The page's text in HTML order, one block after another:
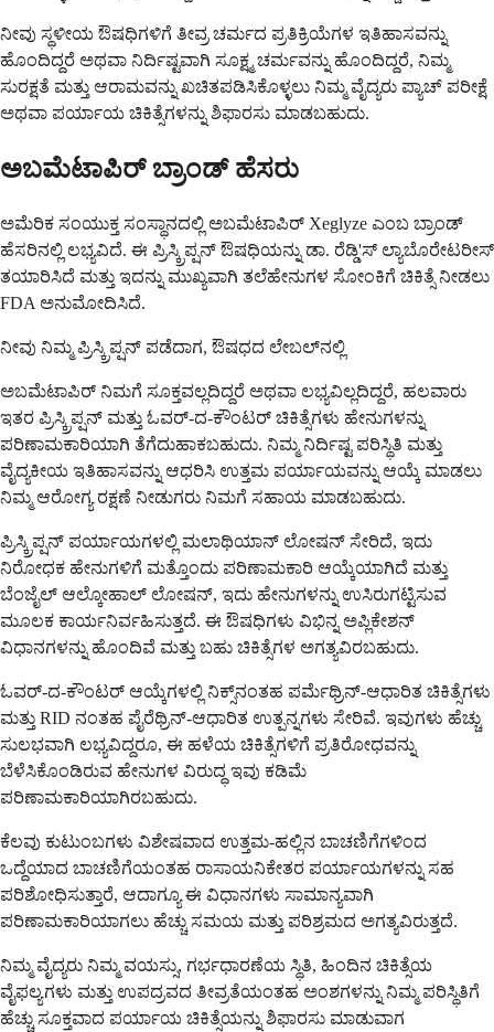
ನೀವು ಸ್ಥಳೀಯ ಔಷಧಿಗಳಿಗೆ ತೀವ್ರ ಚರ್ಮದ ಪ್ರತಿಕ್ರಿಯೆಗಳ ಇತಿಹಾಸವನ್ನು
ಹೊಂದಿದ್ದರೆ ಅಥವಾ ನಿರ್ದಿಷ್ಟವಾಗಿ ಸೂಕ್ಷ್ಮ ಚರ್ಮವನ್ನು ಹೊಂದಿದ್ದರೆ, ನಿಮ್ಮ
ಸುರಕ್ಷತೆ ಮತ್ತು ಆರಾಮವನ್ನು ಖಚಿತಪಡಿಸಿಕೊಳ್ಳಲು ನಿಮ್ಮ ವೈದ್ಯರು ಪ್ಯಾಚ್ ಪರೀಕ್ಷೆ
ಅಥವಾ ಪರ್ಯಾಯ ಚಿಕಿತ್ಸೆಗಳನ್ನು ಶಿಫಾರಸು ಮಾಡಬಹುದು.
ಅಬಮೆಟಾಪಿರ್ ಬ್ರಾಂಡ್ ಹೆಸರು
ಅಮೆರಿಕ ಸಂಯುಕ್ತ ಸಂಸ್ಥಾನದಲ್ಲಿ ಅಬಮೆಟಾಪಿರ್ Xeglyze ಎಂಬ ಬ್ರಾಂಡ್
ಹೆಸರಿನಲ್ಲಿ ಲಭ್ಯವಿದೆ. ಈ ಪ್ರಿಸ್ಕ್ರಿಪ್ಷನ್ ಔಷಧಿಯನ್ನು ಡಾ. ರೆಡ್ಡಿ'ಸ್ ಲ್ಯಾಬೊರೇಟರೀಸ್
ತಯಾರಿಸಿದೆ ಮತ್ತು ಇದನ್ನು ಮುಖ್ಯವಾಗಿ ತಲೆಹೇನುಗಳ ಸೋಂಕಿಗೆ ಚಿಕಿತ್ಸೆ ನೀಡಲು
FDA ಅನುಮೋದಿಸಿದೆ.
ನೀವು ನಿಮ್ಮ ಪ್ರಿಸ್ಕ್ರಿಪ್ಷನ್ ಪಡೆದಾಗ, ಔಷಧದ ಲೇಬಲ್‌ನಲ್ಲಿ
ಅಬಮೆಟಾಪಿರ್ ನಿಮಗೆ ಸೂಕ್ತವಲ್ಲದಿದ್ದರೆ ಅಥವಾ ಲಭ್ಯವಿಲ್ಲದಿದ್ದರೆ, ಹಲವಾರು
ಇತರ ಪ್ರಿಸ್ಕ್ರಿಪ್ಷನ್ ಮತ್ತು ಓವರ್-ದ-ಕೌಂಟರ್ ಚಿಕಿತ್ಸೆಗಳು ಹೇನುಗಳನ್ನು
ಪರಿಣಾಮಕಾರಿಯಾಗಿ ತೆಗೆದುಹಾಕಬಹುದು. ನಿಮ್ಮ ನಿರ್ದಿಷ್ಟ ಪರಿಸ್ಥಿತಿ ಮತ್ತು
ವೈದ್ಯಕೀಯ ಇತಿಹಾಸವನ್ನು ಆಧರಿಸಿ ಉತ್ತಮ ಪರ್ಯಾಯವನ್ನು ಆಯ್ಕೆ ಮಾಡಲು
ನಿಮ್ಮ ಆರೋಗ್ಯ ರಕ್ಷಣೆ ನೀಡುಗರು ನಿಮಗೆ ಸಹಾಯ ಮಾಡಬಹುದು.
ಪ್ರಿಸ್ಕ್ರಿಪ್ಷನ್ ಪರ್ಯಾಯಗಳಲ್ಲಿ ಮಲಾಥಿಯಾನ್ ಲೋಷನ್ ಸೇರಿದೆ, ಇದು
ನಿರೋಧಕ ಹೇನುಗಳಿಗೆ ಮತ್ತೊಂದು ಪರಿಣಾಮಕಾರಿ ಆಯ್ಕೆಯಾಗಿದೆ ಮತ್ತು
ಬೆಂಜೈಲ್ ಆಲ್ಕೋಹಾಲ್ ಲೋಷನ್, ಇದು ಹೇನುಗಳನ್ನು ಉಸಿರುಗಟ್ಟಿಸುವ
ಮೂಲಕ ಕಾರ್ಯನಿರ್ವಹಿಸುತ್ತದೆ. ಈ ಔಷಧಿಗಳು ವಿಭಿನ್ನ ಅಪ್ಲಿಕೇಶನ್
ವಿಧಾನಗಳನ್ನು ಹೊಂದಿವೆ ಮತ್ತು ಬಹು ಚಿಕಿತ್ಸೆಗಳ ಅಗತ್ಯವಿರಬಹುದು.
ಓವರ್-ದ-ಕೌಂಟರ್ ಆಯ್ಕೆಗಳಲ್ಲಿ ನಿಕ್ಸ್‌ನಂತಹ ಪರ್ಮೆಥ್ರಿನ್-ಆಧಾರಿತ ಚಿಕಿತ್ಸೆಗಳು
ಮತ್ತು RID ನಂತಹ ಪೈರೆಥ್ರಿನ್-ಆಧಾರಿತ ಉತ್ಪನ್ನಗಳು ಸೇರಿವೆ. ಇವುಗಳು ಹೆಚ್ಚು
ಸುಲಭವಾಗಿ ಲಭ್ಯವಿದ್ದರೂ, ಈ ಹಳೆಯ ಚಿಕಿತ್ಸೆಗಳಿಗೆ ಪ್ರತಿರೋಧವನ್ನು
ಬೆಳೆಸಿಕೊಂಡಿರುವ ಹೇನುಗಳ ವಿರುದ್ಧ ಇವು ಕಡಿಮೆ
ಪರಿಣಾಮಕಾರಿಯಾಗಿರಬಹುದು.
ಕೆಲವು ಕುಟುಂಬಗಳು ವಿಶೇಷವಾದ ಉತ್ತಮ-ಹಲ್ಲಿನ ಬಾಚಣಿಗೆಗಳಿಂದ
ಒದ್ದೆಯಾದ ಬಾಚಣಿಗೆಯಂತಹ ರಾಸಾಯನಿಕೇತರ ಪರ್ಯಾಯಗಳನ್ನು ಸಹ
ಪರಿಶೋಧಿಸುತ್ತಾರೆ, ಆದಾಗ್ಯೂ ಈ ವಿಧಾನಗಳು ಸಾಮಾನ್ಯವಾಗಿ
ಪರಿಣಾಮಕಾರಿಯಾಗಲು ಹೆಚ್ಚು ಸಮಯ ಮತ್ತು ಪರಿಶ್ರಮದ ಅಗತ್ಯವಿರುತ್ತದೆ.
ನಿಮ್ಮ ವೈದ್ಯರು ನಿಮ್ಮ ವಯಸ್ಸು, ಗರ್ಭಧಾರಣೆಯ ಸ್ಥಿತಿ, ಹಿಂದಿನ ಚಿಕಿತ್ಸೆಯ
ವೈಫಲ್ಯಗಳು ಮತ್ತು ಉಪದ್ರವದ ತೀವ್ರತೆಯಂತಹ ಅಂಶಗಳನ್ನು ನಿಮ್ಮ ಪರಿಸ್ಥಿತಿಗೆ
ಹೆಚ್ಚು ಸೂಕ್ತವಾದ ಪರ್ಯಾಯ ಚಿಕಿತ್ಸೆಯನ್ನು ಶಿಫಾರಸು ಮಾಡುವಾಗ